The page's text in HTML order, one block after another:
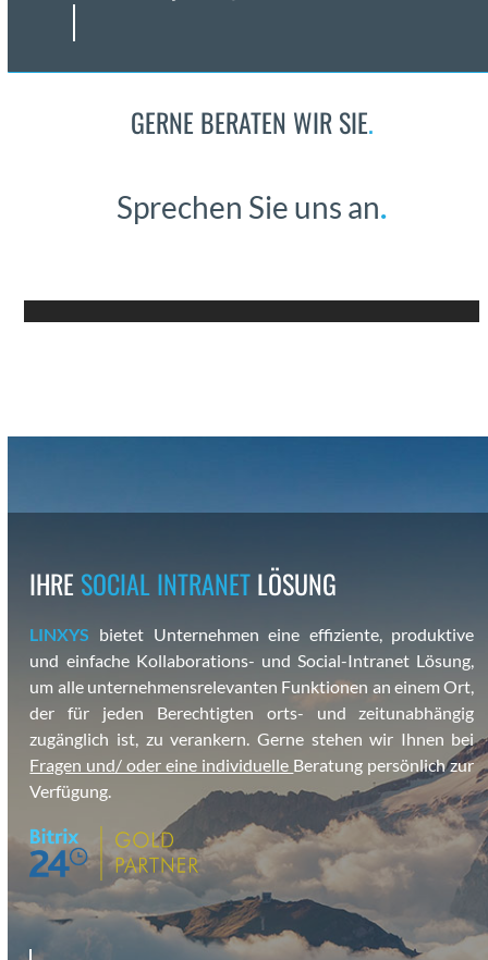
GERNE BERATEN WIR SIE.
Sprechen Sie uns an.
IHRESOCIAL INTRANETLÖSUNG
LINXYS bietet Unternehmen eine effiziente, pro­duk­tive
und ein­fache Kol­lab­o­ra­tions- und Social-Intranet Lösung,
um alle unternehmen­srel­e­van­ten Funk­tio­nen an einem Ort,
der für jeden Berechtigten orts- und zeitun­ab­hängig
zugänglich ist, zu ver­ankern. Gerne ste­hen wir Ihnen bei
Fra­gen und/ oder eine indi­vidu­elle Beratung per­sön­lich zur
Ver­fü­gung.